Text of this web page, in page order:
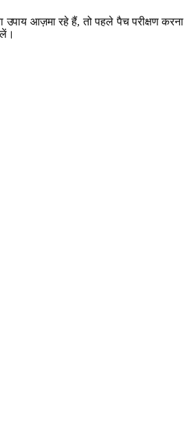
आज़मा रहे हैं, तो पहले पैच परीक्षण करना